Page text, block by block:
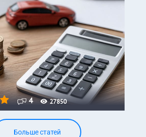
4 27850
Больше статей